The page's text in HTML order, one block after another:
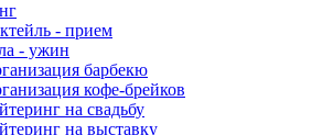
- прием
- ужин
барбекю
кофе-брейков
на свадьбу
на выставку